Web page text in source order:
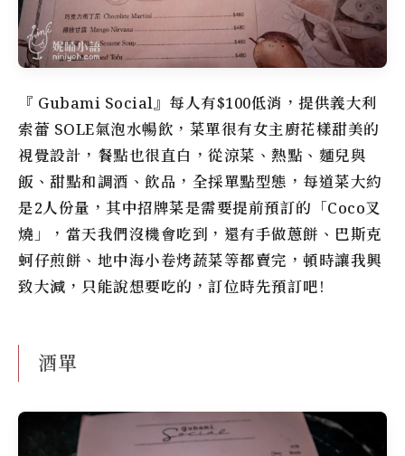
『 Gubami Social』每人有$100低消，提供義大利
索蕾 SOLE氣泡水暢飲，菜單很有女主廚花樣甜美的
視覺設計，餐點也很直白，從涼菜、熱點、麵兒與
飯、甜點和調酒、飲品，全採單點型態，每道菜大約
是2人份量，其中招牌菜是需要提前預訂的「Coco叉
燒」，當天我們沒機會吃到，還有手做蔥餅、巴斯克
蚵仔煎餅、地中海小卷烤蔬菜等都賣完，頓時讓我興
致大減，只能說想要吃的，訂位時先預訂吧!
酒單